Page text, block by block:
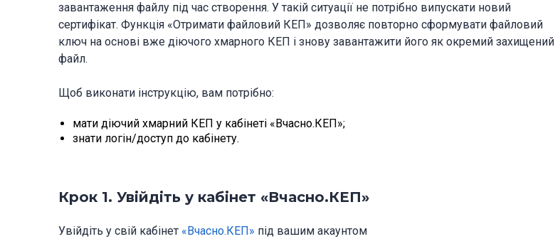
завантаження файлу під час створення. У такій ситуації не потрібно випускати новий
сертифікат. Функція «Отримати файловий КЕП» дозволяє повторно сформувати файловий
ключ на основі вже діючого хмарного КЕП і знову завантажити його як окремий захищений
файл.
Щоб виконати інструкцію, вам потрібно:
мати діючий хмарний КЕП у кабінеті «Вчасно.КЕП»;
знати логін/доступ до кабінету.
Крок 1. Увійдіть у кабінет «Вчасно.КЕП»
Увійдіть у свій кабінет «Вчасно.КЕП» під вашим акаунтом